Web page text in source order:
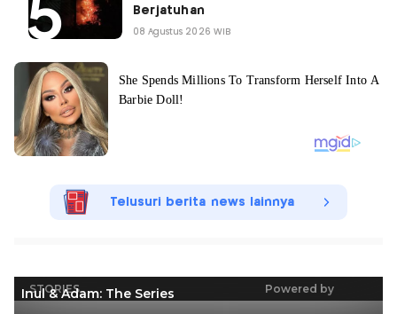
Berjatuhan
08 Agustus 2026 WIB
Telusuri berita news lainnya